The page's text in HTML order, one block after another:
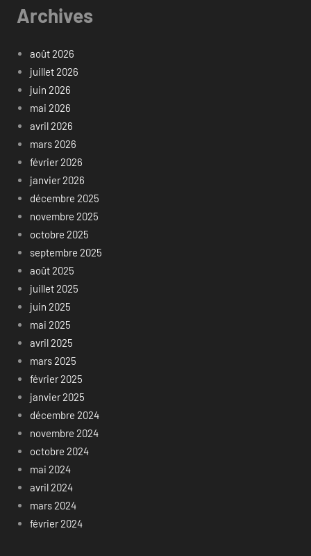
Archives
août 2026
juillet 2026
juin 2026
mai 2026
avril 2026
mars 2026
février 2026
janvier 2026
décembre 2025
novembre 2025
octobre 2025
septembre 2025
août 2025
juillet 2025
juin 2025
mai 2025
avril 2025
mars 2025
février 2025
janvier 2025
décembre 2024
novembre 2024
octobre 2024
mai 2024
avril 2024
mars 2024
février 2024